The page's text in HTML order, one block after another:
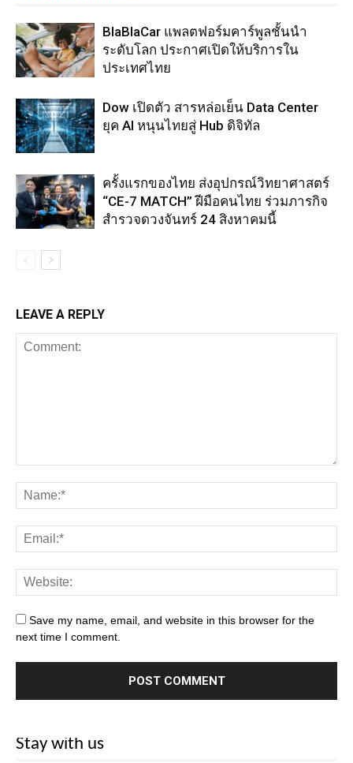
BlaBlaCar แพลตฟอร์มคาร์พูลชั้นนำ
ระดับโลก ประกาศเปิดให้บริการใน
ประเทศไทย
Dow เปิดตัว สารหล่อเย็น Data Center
ยุค AI หนุนไทยสู่ Hub ดิจิทัล
ครั้งแรกของไทย ส่งอุปกรณ์วิทยาศาสตร์
“CE-7 MATCH” ฝีมือคนไทย ร่วมภารกิจ
สำรวจดวงจันทร์ 24 สิงหาคมนี้
LEAVE A REPLY
Save my name, email, and website in this browser for the
next time I comment.
Stay with us